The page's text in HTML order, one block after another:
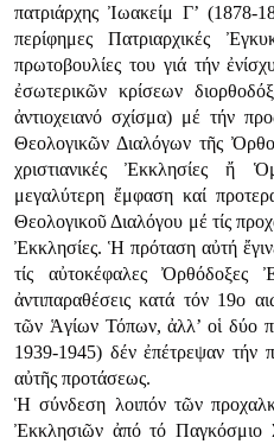
πατριάρχης Ἰωακείμ Γ’ (1878-
περίφημες Πατριαρχικές
πρωτοβουλίες του γιά τήν
ἐσωτερικῶν κρίσεων
ἀντιοχειανό σχίσμα) μέ τήν
Θεολογικῶν Διαλόγων τῆς
χριστιανικές Ἐκκλησίες ἤ
μεγαλύτερη ἔμφαση καί
Θεολογικοῦ Διαλόγου μέ τίς
Ἐκκλησίες. Ἡ πρόταση αὐτή
τίς αὐτοκέφαλες Ὀρθόδοξες
ἀντιπαραθέσεις κατά τόν 19ο
τῶν Ἁγίων Τόπων, ἀλλ’ οἱ δύο
1939-1945) δέν ἐπέτρεψαν τήν
αὐτῆς προτάσεως.
Ἡ σύνδεση λοιπόν τῶν
Ἐκκλησιῶν ἀπό τό